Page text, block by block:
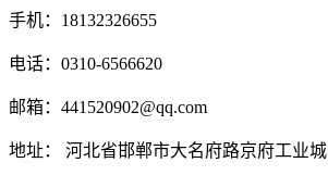
手机：18132326655
电话：0310-6566620
邮箱：441520902@qq.com
地址： 河北省邯郸市大名府路京府工业城